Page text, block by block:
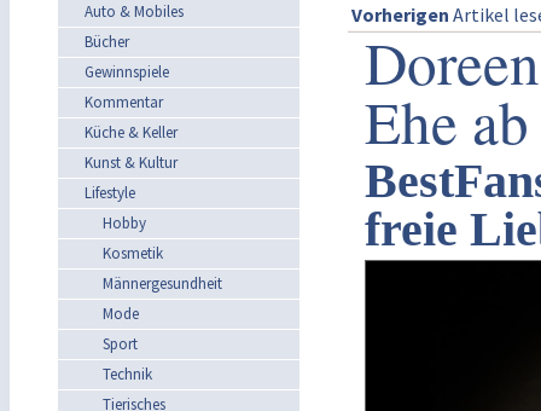
Auto & Mobiles
Bücher
Gewinnspiele
Kommentar
Küche & Keller
Kunst & Kultur
Lifestyle
Hobby
Kosmetik
Männergesundheit
Mode
Sport
Technik
Tierisches
Vorherigen Artikel
Ehe ab
freie